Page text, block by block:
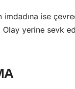
imdadına ise
Olay yerine